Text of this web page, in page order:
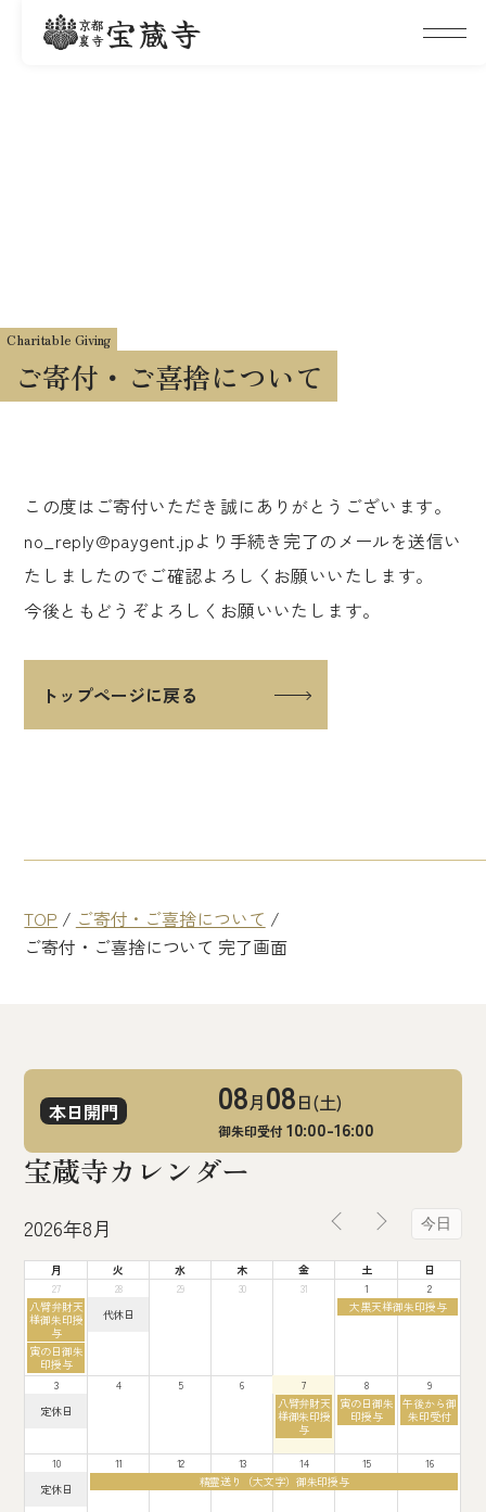
京都
裏寺宝蔵寺
Charitable Giving
ご寄付・ご喜捨について
この度はご寄付いただき誠にありがとうございます。
no_reply@paygent.jpより手続き完了のメールを送信い
たしましたのでご確認よろしくお願いいたします。
今後ともどうぞよろしくお願いいたします。
トップページに戻る
TOP / ご寄付・ご喜捨について /
ご寄付・ご喜捨について 完了画面
本日開門 08月08日(土)
御朱印受付 10:00-16:00
宝蔵寺カレンダー
2026年8月 今日
月 火 水 木 金 土
日
27
28 29 30 31 1
2
月
曜
7
月
27th
八臂弁財天
様御朱印授
与
火
28th
2026
代休日
土
曜
2026
大黒天様御朱印授与
月
日,
27th
寅の日御朱
印授与
3
4 5 6 7 8
9
月
2026
定休日
金
曜
8
月
2026
八臂弁財天
様御朱印授
与
土
日,
月
2026
寅の日御朱
印授与
日
曜
日,
月
午後から御
朱印受付
10 11 12 13 14 15
16
月
定休日
火
曜
精霊送り（大文字）御朱印授与